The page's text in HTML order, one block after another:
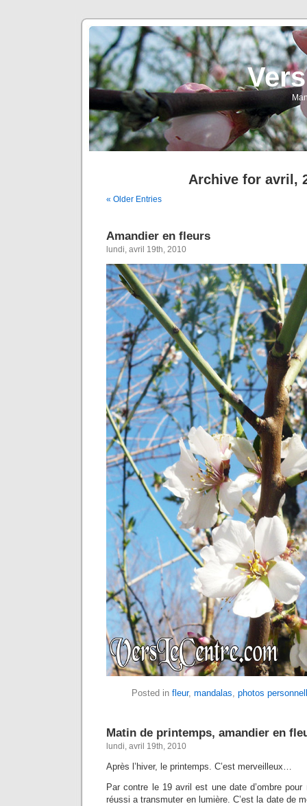
Archive for avril,
« Older Entries
Amandier en fleurs
lundi, avril 19th, 2010
Posted in fleur, mandalas, photos
Matin de printemps, amandier en
lundi, avril 19th, 2010
Après l’hiver, le printemps. C’est merveilleux…
Par contre le 19 avril est une date d’ombre pour
réussi a transmuter en lumière. C’est la date de